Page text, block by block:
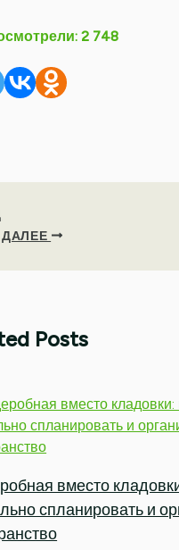
2 748
ДАЛЕЕ
Posts
вместо
спланировать и